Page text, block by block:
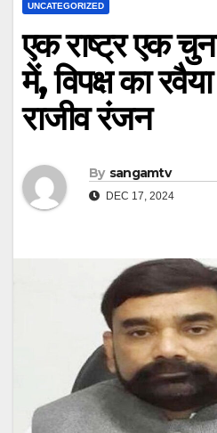
UNCATEGORIZED
एक राष्ट्र एक
में, विपक्ष का रवैया
राजीव रंजन
By sangamtv
DEC 17, 2024